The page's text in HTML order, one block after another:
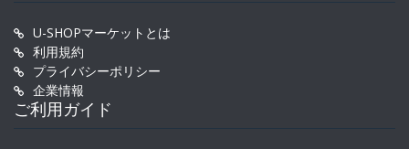
U-SHOPマーケットとは
利用規約
プライバシーポリシー
企業情報
ご利用ガイド